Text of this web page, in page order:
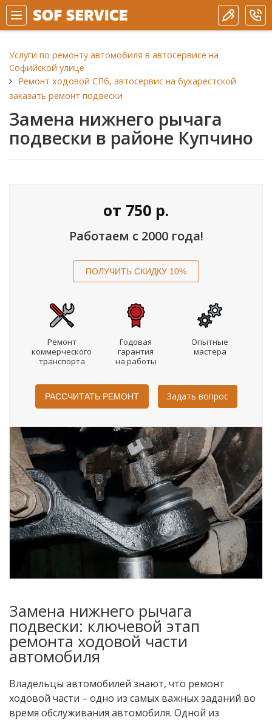
Услуги по ремонту автомобиля в автосервисе на
Софийской улице
Ремонт ходовой СПб, автосервис на бухарестской
заказать ремонт подвески
Замена нижнего рычага
подвески в районе Купчино
от 750 р.
Работаем с 2000 года!
Ремонт
коммерческого
транспорта
Годовая
гарантия
на работы
Опытные
мастера
Задать вопрос
Замена нижнего рычага
подвески: ключевой этап
ремонта ходовой части
автомобиля
Владельцы автомобилей знают, что ремонт
ходовой части – одно из самых важных заданий во
время обслуживания автомобиля. Одной из